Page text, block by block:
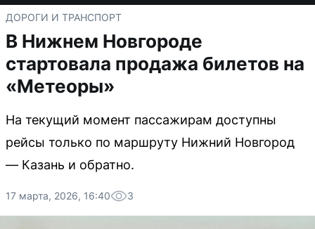
ДОРОГИ И ТРАНСПОРТ
В Нижнем Новгороде
стартовала продажа билетов на
«Метеоры»
На текущий момент пассажирам доступны
рейсы только по маршруту Нижний Новгород
— Казань и обратно.
17 марта, 2026, 16:40 3